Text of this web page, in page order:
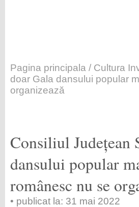
Pagina principala / Cultura
doar Gala dansului popular
organizează
Consiliul Județean
dansului popular
românesc nu se
• publicat la: 31 mai 2022